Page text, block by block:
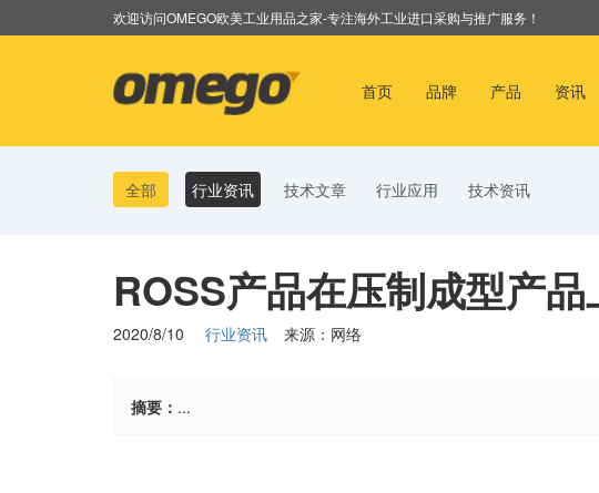
欢迎访问OMEGO欧美工业用品之家-专注海外工业进口采购与推广服务！
首页(current)
品牌 产品 资讯
全部 行业资讯 技术文章 行业应用 技术资讯
ROSS产品在压制成型产品
2020/8/10 行业资讯 来源：网络
摘要： ...